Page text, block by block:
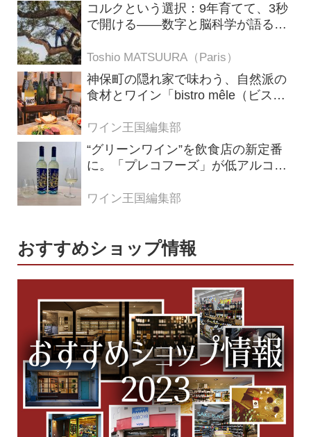
コルクという選択：9年育てて、3秒
で開ける——数字と脳科学が語る栓
Toshio MATSUURA（Paris）
神保町の隠れ家で味わう、自然派の
食材とワイン「bistro mêle（ビスト
ワイン王国編集部
“グリーンワイン”を飲食店の新定番
に。「プレコフーズ」が低アルコー
ワイン王国編集部
おすすめショップ情報